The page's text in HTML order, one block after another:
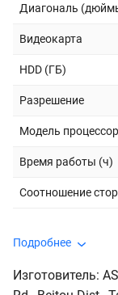
Диагональ
Видеокарта
HDD (ГБ)
Разрешение
Модель
Время работы (ч)
Соотношение
Подробнее
Изготовитель: